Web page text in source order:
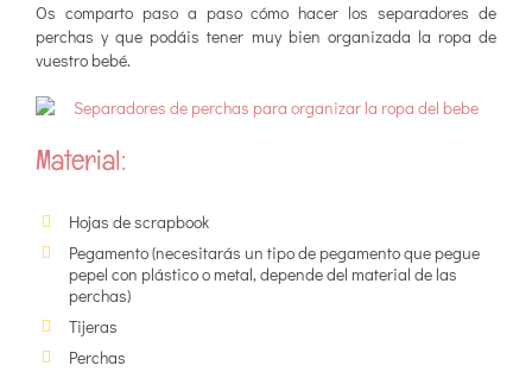
Os comparto paso a paso cómo hacer los separadores de
perchas y que podáis tener muy bien organizada la ropa de
vuestro bebé.
Material:
Hojas de scrapbook
Pegamento (necesitarás un tipo de pegamento que pegue
pepel con plástico o metal, depende del material de las
perchas)
Tijeras
Perchas